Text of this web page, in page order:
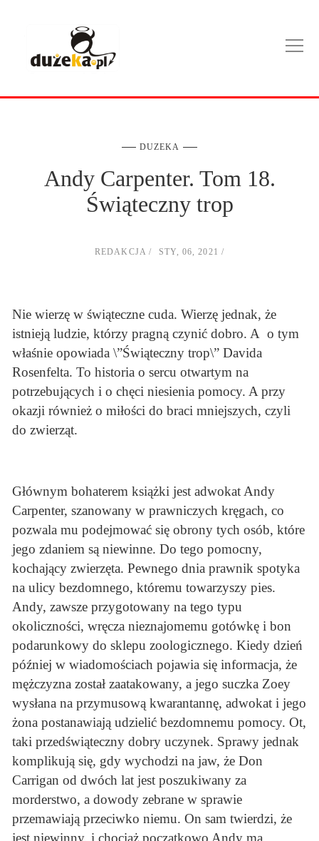
DUZEKA
Andy Carpenter. Tom 18.
Świąteczny trop
REDAKCJA STY, 06, 2021
Nie wierzę w świąteczne cuda. Wierzę jednak, że
istnieją ludzie, którzy pragną czynić dobro. A o tym
właśnie opowiada \”Świąteczny trop\” Davida
Rosenfelta. To historia o sercu otwartym na
potrzebujących i o chęci niesienia pomocy. A przy
okazji również o miłości do braci mniejszych, czyli
do zwierząt.
Głównym bohaterem książki jest adwokat Andy
Carpenter, szanowany w prawniczych kręgach, co
pozwala mu podejmować się obrony tych osób, które
jego zdaniem są niewinne. Do tego pomocny,
kochający zwierzęta. Pewnego dnia prawnik spotyka
na ulicy bezdomnego, któremu towarzyszy pies.
Andy, zawsze przygotowany na tego typu
okoliczności, wręcza nieznajomemu gotówkę i bon
podarunkowy do sklepu zoologicznego. Kiedy dzień
później w wiadomościach pojawia się informacja, że
mężczyzna został zaatakowany, a jego suczka Zoey
wysłana na przymusową kwarantannę, adwokat i jego
żona postanawiają udzielić bezdomnemu pomocy. Ot,
taki przedświąteczny dobry uczynek. Sprawy jednak
komplikują się, gdy wychodzi na jaw, że Don
Carrigan od dwóch lat jest poszukiwany za
morderstwo, a dowody zebrane w sprawie
przemawiają przeciwko niemu. On sam twierdzi, że